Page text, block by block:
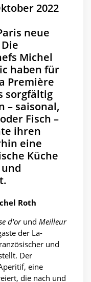
2022
neue
Michel
haben für
Première
sorgfältig
– saisonal,
Fisch –
ihren
eine
Küche
Roth
d'orund Meilleur
der La-
und
Der
eine
die nach und